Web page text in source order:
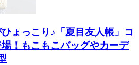
ょっこり♪「夏目友人帳」コ
！もこもこバッグやカーデ